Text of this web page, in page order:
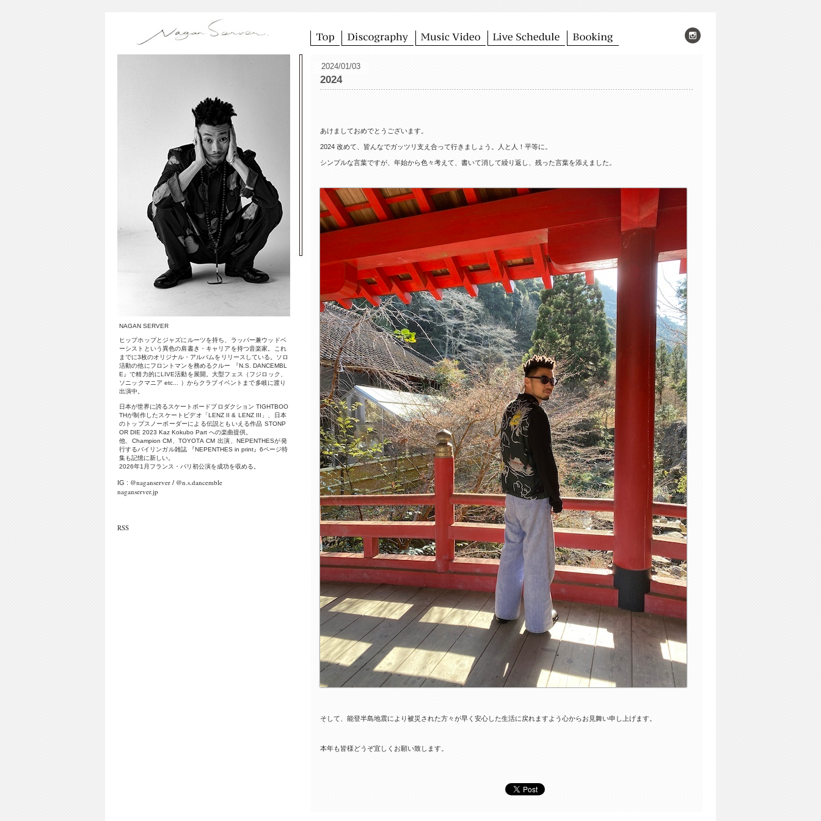
2024/01/03
2024
あけましておめでとうございます。
2024 改めて、皆んなでガッツリ支え合って行きましょう。人と人！平等に。
シンプルな言葉ですが、年始から色々考えて、書いて消して繰り返し、残った言葉を添えました。
そして、能登半島地震により被災された方々が早く安心した生活に戻れますよう心からお見舞い申し上げます。
本年も皆様どうぞ宜しくお願い致します。
NAGAN SERVER
ヒ ップホ ップと ジャズに ルーツを持ち ラッパー兼ウッ ドベ
ーシス ト という異色の肩書き ・ キャ リ ア を持つ音楽家 こ れ
までに3枚のオ リ ジナル ・ アルバムを リ リ ース し ている ソロ
活動の他にフロ ン トマン を務めるク ルー 『N. S. DANCEMBL
E 』で精力的にL IVE活動を展開 。大型フ ェ ス （フジロ ック
ソ ニ ッ クマ ニ ア etc ） からク ラブイベン ト まで多岐に渡り
出演中
日本が世界に誇るスケー ト ボー ドプロ ダク シ ョ ン TIGHTBOO
THが制 作したス ケー ト ビデオ 「LENZ II & L ENZ III 」 日本
の ト ッ プス ノ ーボ ーダーに よ る伝説 と もいえ る作品 STONP
OR DIE 2023 Kaz Kokubo Part への楽曲提供
他
Champion CM TOYOTA CM 出演 NEPENTHESが発
行するバイ リ ンガル雑誌 『NEPENTHES in print』6ページ特
集も記憶に新し い
2026年1 月 フランス ・ パリ初公演を成功を収める
IG : @naganserver / @n.s.dancemble
naganserver.jp
RSS